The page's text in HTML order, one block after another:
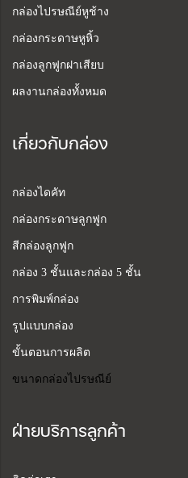
กล่องไปรษณีย์หูช้าง
กล่องกระดาษหูหิ้ว
กล่องลูกฟูกฝาเสียบ
ผลงานกล่องทั้งหมด
เกี่ยวกับกล่อง
กล่องไดคัท
กล่องกระดาษลูกฟูก
สีกล่องลูกฟูก
กล่อง 3 ชั้นและกล่อง 5 ชั้น
การพิมพ์กล่อง
รูปแบบกล่อง
ขั้นตอนการผลิต
ขนาดกล่องไปรษณีย์
ฝ่ายบริการลูกค้า